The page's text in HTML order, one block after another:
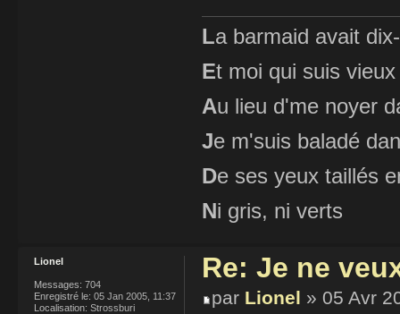
La barmaid avait
Et moi qui suis
Au lieu d'me noyer
Je m'suis baladé
De ses yeux taillés
Ni gris, ni verts
Re: Je ne
par Lionel » 05 Avr
Lionel
Messages: 704
Enregistré le: 05 Jan 2005, 11:37
Localisation: Strossburi